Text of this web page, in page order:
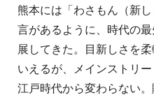
熊本には「わさもん（新
言があるように、時代の
展してきた。目新しさを
いえるが、メインストリ
江戸時代から変わらない